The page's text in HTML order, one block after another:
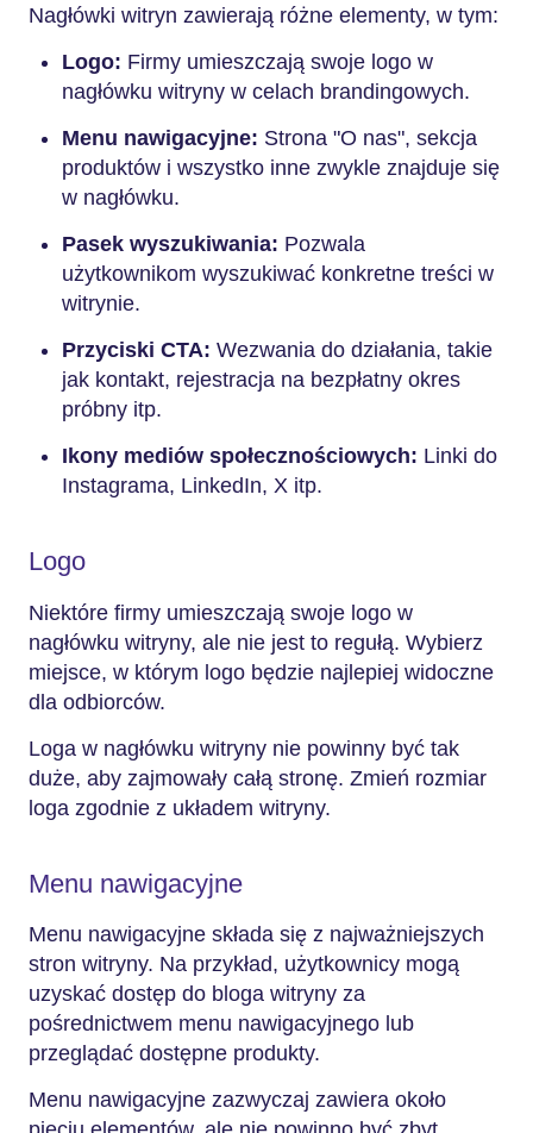
Nagłówki witryn zawierają różne elementy, w tym:
Logo: Firmy umieszczają swoje logo w
nagłówku witryny w celach brandingowych.
Menu nawigacyjne: Strona "O nas", sekcja
produktów i wszystko inne zwykle znajduje się
w nagłówku.
Pasek wyszukiwania: Pozwala
użytkownikom wyszukiwać konkretne treści w
witrynie.
Przyciski CTA: Wezwania do działania, takie
jak kontakt, rejestracja na bezpłatny okres
próbny itp.
Ikony mediów społecznościowych: Linki do
Instagrama, LinkedIn, X itp.
Logo
Niektóre firmy umieszczają swoje logo w
nagłówku witryny, ale nie jest to regułą. Wybierz
miejsce, w którym logo będzie najlepiej widoczne
dla odbiorców.
Loga w nagłówku witryny nie powinny być tak
duże, aby zajmowały całą stronę. Zmień rozmiar
loga zgodnie z układem witryny.
Menu nawigacyjne
Menu nawigacyjne składa się z najważniejszych
stron witryny. Na przykład, użytkownicy mogą
uzyskać dostęp do bloga witryny za
pośrednictwem menu nawigacyjnego lub
przeglądać dostępne produkty.
Menu nawigacyjne zazwyczaj zawiera około